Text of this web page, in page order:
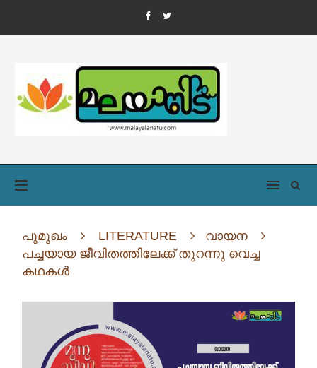
പൂമുഖം LITERATURE
വായന
പച്ചയായ ജീവിതത്തിലേക്ക് തുറന്നു വെച്ച
കഥകൾ